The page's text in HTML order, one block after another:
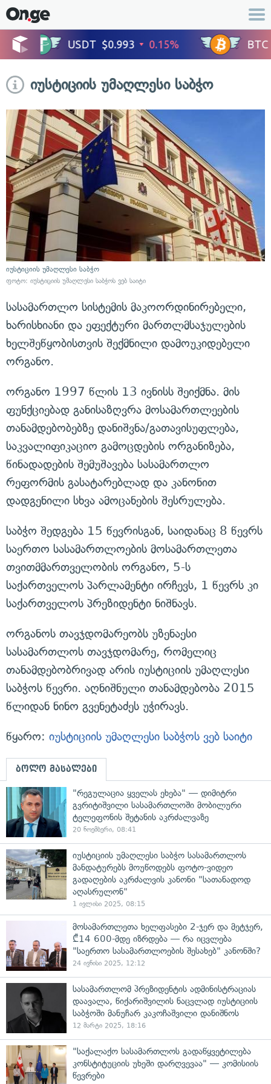
იუსტიციის უმაღლესი საბჭო
იუსტიციის უმაღლესი საბჭო
ფოტო: იუსტიციის უმაღლესი საბჭოს ვებ საიტი
სასამართლო სისტემის მაკოორდინირებელი,
ხარისხიანი და ეფექტური მართლმსაჯულების
ხელშეწყობისთვის შექმნილი დამოუკიდებელი
ორგანო.
ორგანო 1997 წლის 13 ივნისს შეიქმნა. მის
ფუნქციებად განისაზღვრა მოსამართლეების
თანამდებობებზე დანიშვნა/გათავისუფლება,
საკვალიფიკაციო გამოცდების ორგანიზება,
წინადადების შემუშავება სასამართლო
რეფორმის გასატარებლად და კანონით
დადგენილი სხვა ამოცანების შესრულება.
საბჭო შედგება 15 წევრისგან, საიდანაც 8 წევრს
საერთო სასამართლოების მოსამართლეთა
თვითმმართველობის ორგანო, 5-ს
საქართველოს პარლამენტი ირჩევს, 1 წევრს კი
საქართველოს პრეზიდენტი ნიშნავს.
ორგანოს თავჯდომარეობს უზენაესი
სასამართლოს თავჯდომარე, რომელიც
თანამდებობრივად არის იუსტიციის უმაღლესი
საბჭოს წევრი. აღნიშნული თანამდებობა 2015
წლიდან ნინო გვენეტაძეს უჭირავს.
წყარო: იუსტიციის უმაღლესი საბჭოს ვებ საიტი
ბოლო მასალები
"რეგულაცია ყველას ეხება" — დიმიტრი
გვრიტიშვილი სასამართლოში მობილური
ტელეფონის შეტანის აკრძალვაზე
20 ნოემბერი, 08:41
იუსტიციის უმაღლესი საბჭო სასამართლოს
მანდატურებს მოუწოდებს ფოტო-ვიდეო
გადაღების აკრძალვის კანონი "სათანადოდ
აღასრულონ"
1 ივლისი 2025, 08:15
მოსამართლეთა ხელფასები 2-ჯერ და მეტჯერ,
₾14 600-მდე იზრდება — რა იცვლება
"საერთო სასამართლოების შესახებ" კანონში?
24 ივნისი 2025, 12:12
სასამართლომ პრეზიდენტის ადმინისტრაციას
დაავალა, წიქარიშვილის ნაცვლად იუსტიციის
საბჭოში მანუჩარ კაკოჩაშვილი დანიშნოს
12 მარტი 2025, 18:16
"საქალაქო სასამართლოს გადაწყვეტილება
კონსტიტუციის უხეში დარღვევაა" — კომისიის
წევრები